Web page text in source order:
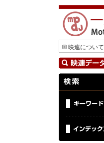
映連について